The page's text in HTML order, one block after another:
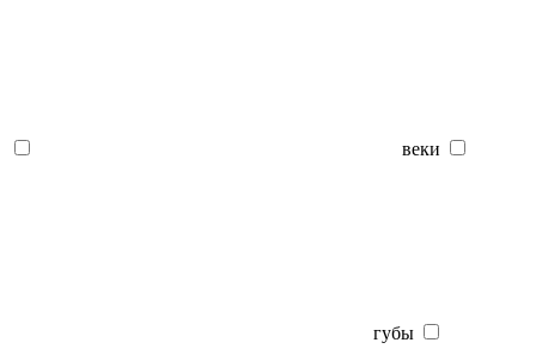
веки
губы